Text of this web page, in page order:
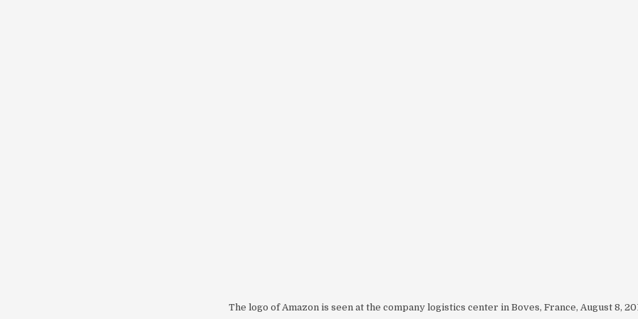
The logo of Amazon is seen at the company logistics center in Boves, France, August 8,